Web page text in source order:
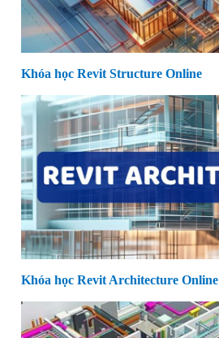
Khóa học Revit Structure Online
Khóa học Revit Architecture Online